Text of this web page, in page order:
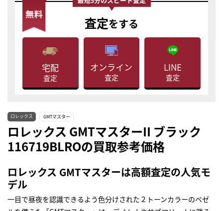
査定をする
宅配
査定
オンライン
査定
LINE
査定
ロレックス GMTマスター
ロレックス GMTマスターII ブラック
116719BLROの買取参考価格
ロレックス GMTマスターは高額査定の人気モ
デル
一目で昼夜を認識できるよう色分けされた２トーンカラーのベゼ